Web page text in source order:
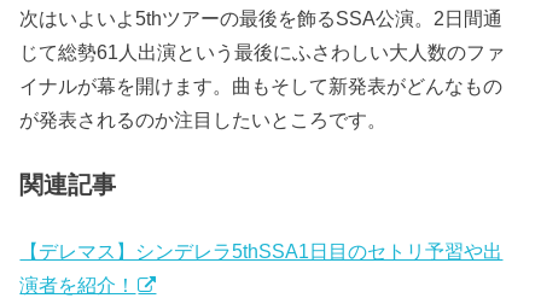
次はいよいよ5thツアーの最後を飾るSSA公演。2日間通
じて総勢61人出演という最後にふさわしい大人数のファ
イナルが幕を開けます。曲もそして新発表がどんなもの
が発表されるのか注目したいところです。
関連記事
【デレマス】シンデレラ5thSSA1日目のセトリ予習や出
演者を紹介！